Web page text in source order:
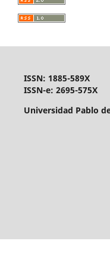
ISSN: 1885-589X
ISSN-e: 2695-575X
Universidad Pablo